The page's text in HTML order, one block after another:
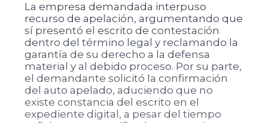
La empresa demandada interpuso
recurso de apelación, argumentando que
sí presentó el escrito de contestación
dentro del término legal y reclamando la
garantía de su derecho a la defensa
material y al debido proceso. Por su parte,
el demandante solicitó la confirmación
del auto apelado, aduciendo que no
existe constancia del escrito en el
expediente digital, a pesar del tiempo